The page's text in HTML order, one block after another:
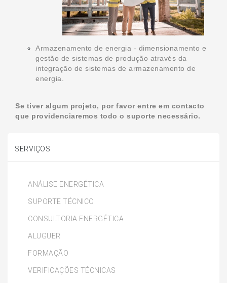
SERVIÇOS
ANÁLISE ENERGÉTICA
SUPORTE TÉCNICO
CONSULTORIA ENERGÉTICA
ALUGUER
FORMAÇÃO
VERIFICAÇÕES TÉCNICAS
Armazenamento de energia - dimensionamento e
gestão de sistemas de produção através da
integração de sistemas de armazenamento de
energia.
Se tiver algum projeto, por favor entre em contacto
que providenciaremos todo o suporte necessário.